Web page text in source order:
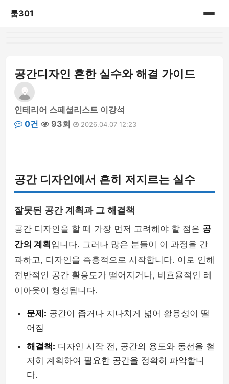
룸301
공간디자인 흔한 실수와 해결 가이드
인테리어 스페셜리스트 이강석
0건
93회 2026.04.07 12:23
공간 디자인에서 흔히 저지르는 실수
잘못된 공간 계획과 그 해결책
공간 디자인을 할 때 가장 먼저 고려해야 할 점은 공
간의 계획 입니다. 그러나 많은 분들이 이 과정을 간
과하고, 디자인을 즉흥적으로 시작합니다. 이로 인해
전반적인 공간 활용도가 떨어지거나, 비효율적인 레
이아웃이 형성됩니다.
문제: 공간이 좁거나 지나치게 넓어 활용성이 떨
어짐
해결책: 디자인 시작 전, 공간의 용도와 동선을 철
저히 계획하여 필요한 공간을 정확히 파악합니
다.